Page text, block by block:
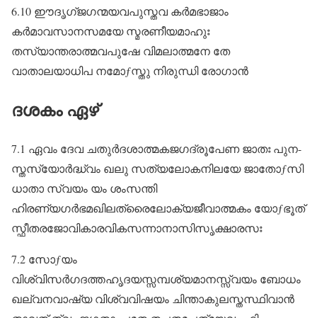
6.10 ഈദൃഗ്ജഗന്മയവപുസ്തവ കർമഭാജാം
കർമാവസാനസമയേ സ്മരണീയമാഹുഃ
തസ്യാന്തരാത്മവപുഷേ വിമലാത്മനേ തേ
വാതാലയാധിപ നമോƒസ്തു നിരുന്ധി രോഗാൻ
ദശകം ഏഴ്
7.1 ഏവം ദേവ ചതുർദശാത്മകജഗദ്രൂപേണ ജാതഃ പുന-
സ്തസ്യോർദ്ധ്വം ഖലു സത്യലോകനിലയേ ജാതോƒസി
ധാതാ സ്വയം യം ശംസന്തി
ഹിരണ്യഗർഭമഖിലത്രൈലോക്യജീവാത്മകം യോƒഭൂത്‌
സ്ഫീതരജോവികാരവികസന്നാനാസിസൃക്ഷാരസഃ
7.2 സോƒയം
വിശ്വിസർഗദത്തഹൃദയസ്സമ്പശ്യമാനസ്സ്വയം ബോധം
ഖല്വനവാഷ്യ വിശ്വവിഷയം ചിന്താകുലസ്തസ്ഥിവാൻ